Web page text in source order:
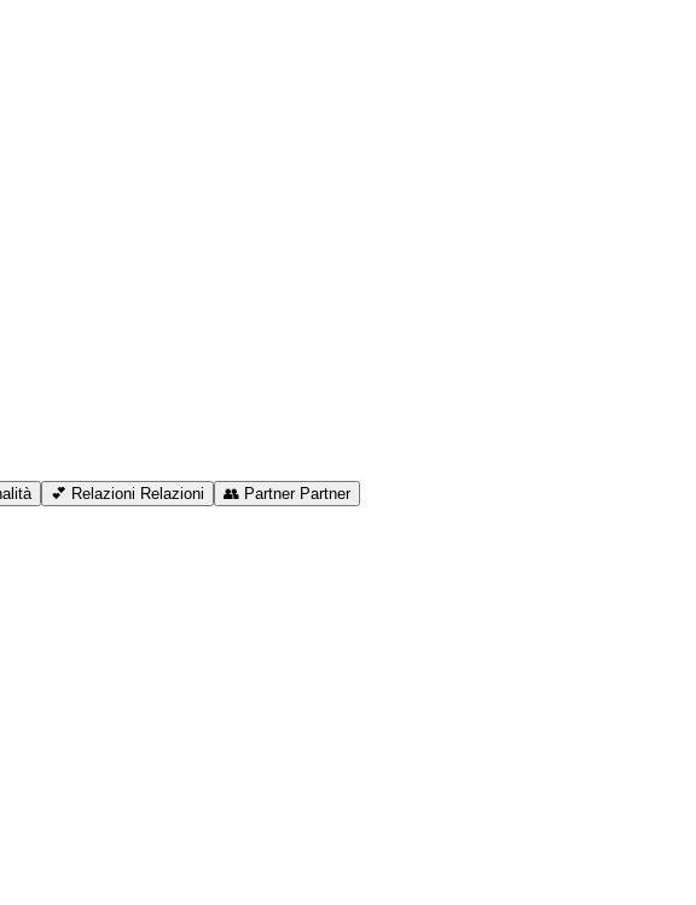
💕 Relazioni Relazioni 👥 Partner Partner